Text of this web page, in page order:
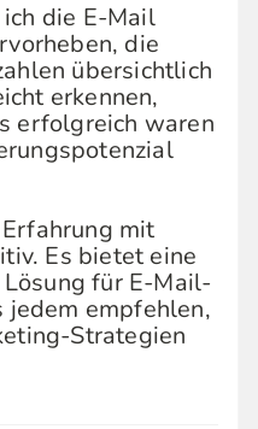
die E-Mail
die
übersichtlich
erkennen,
erfolgreich waren
mit
Es bietet eine
für E-Mail-
jedem empfehlen,
Strategien